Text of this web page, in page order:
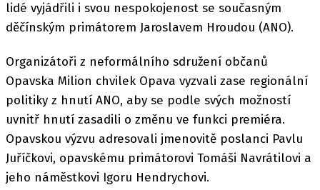
lidé vyjádřili i svou nespokojenost se současným
děčínským primátorem Jaroslavem Hroudou (ANO).
Organizátoři z neformálního sdružení občanů
Opavska Milion chvilek Opava vyzvali zase regionální
politiky z hnutí ANO, aby se podle svých možností
uvnitř hnutí zasadili o změnu ve funkci premiéra.
Opavskou výzvu adresovali jmenovitě poslanci Pavlu
Juříčkovi, opavskému primátorovi Tomáši Navrátilovi a
jeho náměstkovi Igoru Hendrychovi.